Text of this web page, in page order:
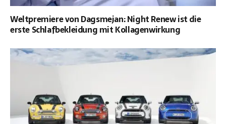
Weltpremiere von Dagsmejan: Night Renew ist die
erste Schlafbekleidung mit Kollagenwirkung